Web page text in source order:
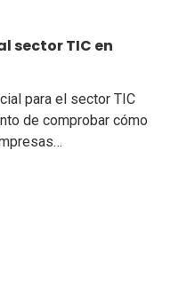
sector TIC en
para el sector TIC
de comprobar cómo